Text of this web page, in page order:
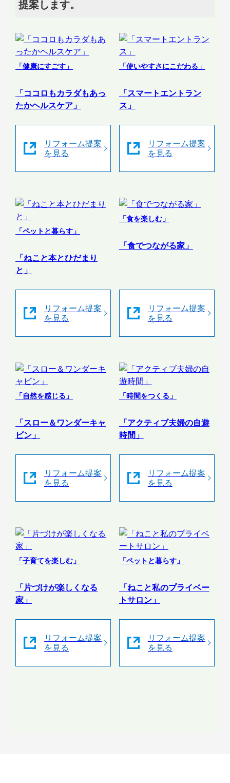
提案します。
「健康にすごす」
「ココロもカラダもあっ
たかヘルスケア」
リフォーム提案
を見る
「使いやすさにこだわる」
「スマートエントラン
ス」
リフォーム提案
を見る
「ペットと暮らす」
「ねこと本とひだまり
と」
リフォーム提案
を見る
「食を楽しむ」
「食でつながる家」
リフォーム提案
を見る
「自然を感じる」
「スロー＆ワンダーキャ
ビン」
リフォーム提案
を見る
「時間をつくる」
「アクティブ夫婦の自遊
時間」
リフォーム提案
を見る
「子育てを楽しむ」
「片づけが楽しくなる
家」
リフォーム提案
を見る
「ペットと暮らす」
「ねこと私のプライベー
トサロン」
リフォーム提案
を見る